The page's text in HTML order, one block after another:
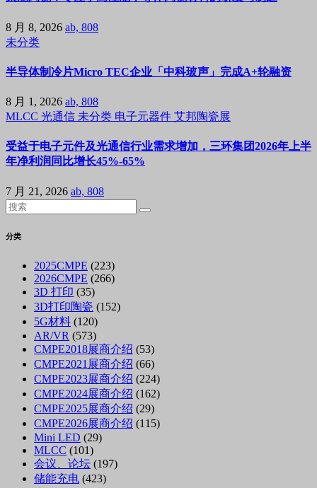
8 月 8, 2026 ab, 808
未分类
半导体制冷片Micro TEC企业「中科玻声」完成A+轮融资
8 月 1, 2026 ab, 808
MLCC 光通信 未分类 电子元器件 艾邦陶瓷展
受益于电子元件及光通信行业需求增加，三环集团2026年上半
年净利润同比增长45%-65%
7 月 21, 2026 ab, 808
分类
2025CMPE (223)
2026CMPE (266)
3D 打印 (35)
3D打印陶瓷 (152)
5G材料 (120)
AR/VR (573)
CMPE2018展商介绍 (53)
CMPE2021展商介绍 (66)
CMPE2023展商介绍 (224)
CMPE2024展商介绍 (162)
CMPE2025展商介绍 (29)
CMPE2026展商介绍 (115)
Mini LED (29)
MLCC (101)
会议、论坛 (197)
储能充电 (423)